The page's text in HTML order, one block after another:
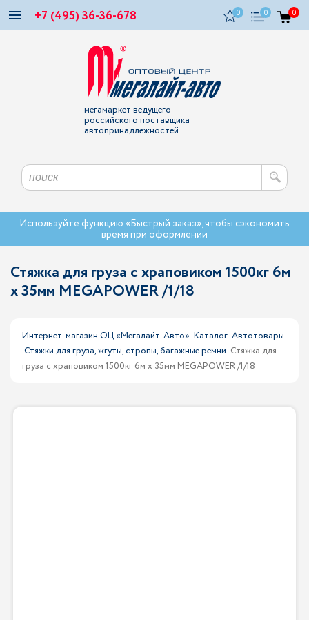
+7 (495) 36-36-678 0 0 0
мегамаркет ведущего
российского поставщика
автопринадлежностей
Используйте функцию «Быстрый заказ», чтобы сэкономить
время при оформлении
Стяжка для груза с храповиком 1500кг 6м
х 35мм MEGAPOWER /1/18
Интернет-магазин ОЦ «Мегалайт-Авто» Каталог Автотовары
Стяжки для груза, жгуты, стропы, багажные ремни Стяжка для
груза с храповиком 1500кг 6м х 35мм MEGAPOWER /1/18